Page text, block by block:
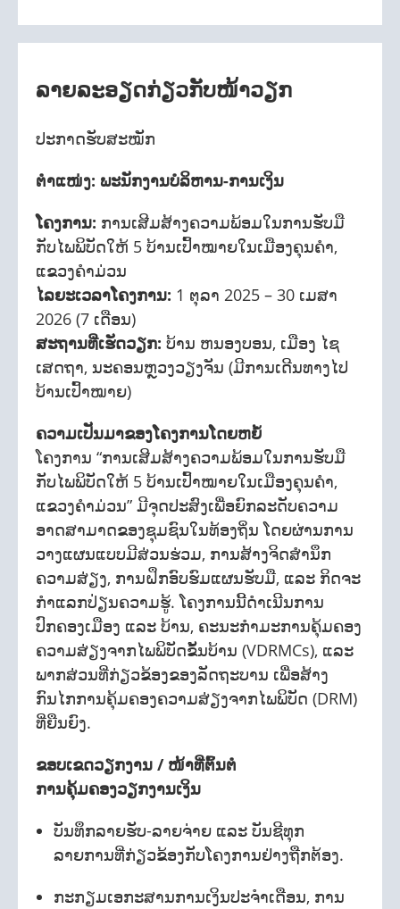
ລາຍລະອຽດກ່ຽວກັບໜ້າວຽກ
ປະກາດຮັບສະໝັກ
ຕໍາແໜ່ງ: ພະນັກງານບໍລິຫານ-ການເງິນ
ໂຄງການ: ການເສີມສ້າງຄວາມພ້ອມໃນການຮັບມື
ກັບໄພພິບັດໃຫ້ 5 ບ້ານເປົ້າໝາຍໃນເມືອງຄຸນຄໍາ,
ແຂວງຄໍາມ່ວນ
ໄລຍະເວລາໂຄງການ: 1 ຕຸລາ 2025 – 30 ເມສາ
2026 (7 ເດືອນ)
ສະຖານທີ່ເຮັດວຽກ: ບ້ານ ຫນອງບອນ, ເມືອງ ໄຊ
ເສດຖາ, ນະຄອນຫຼວງວຽງຈັນ (ມີການເດີນທາງໄປ
ບ້ານເປົ້າໝາຍ)
ຄວາມເປັນມາຂອງໂຄງການໂດຍຫຍໍ້
ໂຄງການ “ການເສີມສ້າງຄວາມພ້ອມໃນການຮັບມື
ກັບໄພພິບັດໃຫ້ 5 ບ້ານເປົ້າໝາຍໃນເມືອງຄຸນຄໍາ,
ແຂວງຄໍາມ່ວນ” ມີຈຸດປະສົງເພື່ອຍົກລະດັບຄວາມ
ອາດສາມາດຂອງຊຸມຊົນໃນທ້ອງຖິ່ນ ໂດຍຜ່ານການ
ວາງແຜນແບບມີສ່ວນຮ່ວມ, ການສ້າງຈິດສໍານຶກ
ຄວາມສ່ຽງ, ການຝຶກອົບຮົມແຜນຮັບມື, ແລະ ກິດຈະ
ກໍາແລກປ່ຽນຄວາມຮູ້. ໂຄງການນີ້ດໍາເນີນການ
ປົກຄອງເມືອງ ແລະ ບ້ານ, ຄະນະກໍາມະການຄຸ້ມຄອງ
ຄວາມສ່ຽງຈາກໄພພິບັດຂັ້ນບ້ານ (VDRMCs), ແລະ
ພາກສ່ວນທີ່ກ່ຽວຂ້ອງຂອງລັດຖະບານ ເພື່ອສ້າງ
ກົນໄກການຄຸ້ມຄອງຄວາມສ່ຽງຈາກໄພພິບັດ (DRM)
ທີ່ຍືນຍົງ.
ຂອບເຂດວຽກງານ / ໜ້າທີ່ຕົ້ນຕໍ
ການຄຸ້ມຄອງວຽກງານເງິນ
ບັນທຶກລາຍຮັບ-ລາຍຈ່າຍ ແລະ ບັນຊີທຸກ
ລາຍການທີ່ກ່ຽວຂ້ອງກັບໂຄງການຢ່າງຖືກຕ້ອງ.
ກະກຽມເອກະສານການເງິນປະຈໍາເດືອນ, ການ